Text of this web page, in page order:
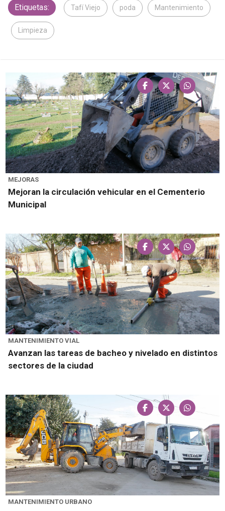
Etiquetas: Tafí Viejo poda Mantenimiento
Limpieza
MEJORAS
Mejoran la circulación vehicular en el Cementerio
Municipal
MANTENIMIENTO VIAL
Avanzan las tareas de bacheo y nivelado en distintos
sectores de la ciudad
MANTENIMIENTO URBANO